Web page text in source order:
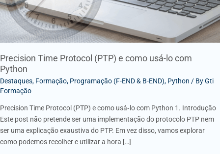
Precision Time Protocol (PTP) e como usá-lo com
Python
Destaques, Formação, Programação (F-END & B-END), Python / ByGti
Formação
Precision Time Protocol (PTP) e como usá‑lo com Python 1. Introdução
Este post não pretende ser uma implementação do protocolo PTP nem
ser uma explicação exaustiva do PTP. Em vez disso, vamos explorar
como podemos recolher e utilizar a hora […]
com
Python